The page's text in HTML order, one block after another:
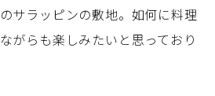
サラッピンの敷地。如何に料理
がらも楽しみたいと思っており